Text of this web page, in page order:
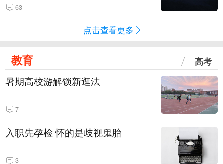
63
点击查看更多
教育 高考
暑期高校游解锁新逛法
7
入职先孕检 怀的是歧视鬼胎
3